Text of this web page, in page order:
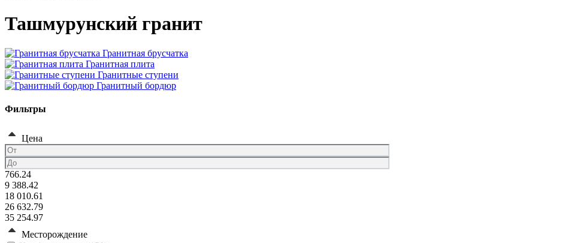
Ташмурунский гранит
Гранитная брусчатка
Гранитная плита
Гранитные ступени
Гранитный бордюр
Фильтры
Цена
766.24
9 388.42
18 010.61
26 632.79
35 254.97
Месторождение